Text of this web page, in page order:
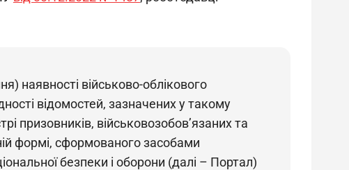
наявності військово-облікового
відомостей, зазначених у такому
призовників, військовозобов’язаних та
формі, сформованого засобами
безпеки і оборони (далі – Портал)